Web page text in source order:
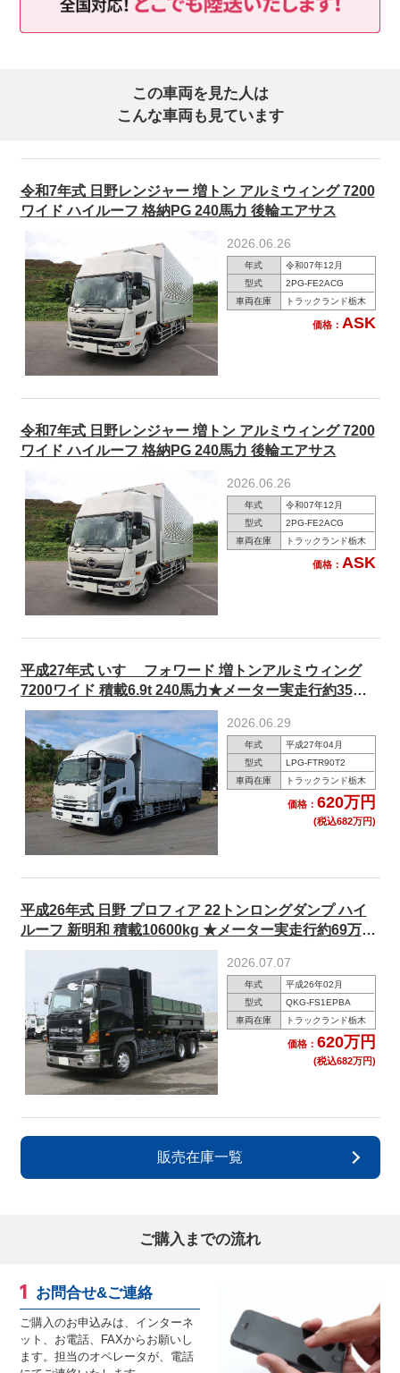
この車両を見た人は
こんな車両も見ています
令和7年式 日野レンジャー 増トン アルミウィング 7200
ワイド ハイルーフ 格納PG 240馬力 後輪エアサス
2026.06.26
年式
令和07年12月
型式
2PG-FE2ACG
車両在庫
トラックランド栃木
価格： ASK
令和7年式 日野レンジャー 増トン アルミウィング 7200
ワイド ハイルーフ 格納PG 240馬力 後輪エアサス
2026.06.26
年式
令和07年12月
型式
2PG-FE2ACG
車両在庫
トラックランド栃木
価格： ASK
平成27年式 いすゞ フォワード 増トンアルミウィング
7200ワイド 積載6.9t 240馬力★メーター実走行約35万
km/R9年5月迄車検付★
2026.06.29
年式
平成27年04月
型式
LPG-FTR90T2
車両在庫
トラックランド栃木
価格： 620万円
(税込682万円)
平成26年式 日野 プロフィア 22トンロングダンプ ハイ
ルーフ 新明和 積載10600kg ★メーター実走行約69万
㎞/R9年3月迄車検付！★
2026.07.07
年式
平成26年02月
型式
QKG-FS1EPBA
車両在庫
トラックランド栃木
価格： 620万円
(税込682万円)
販売在庫一覧
ご購入までの流れ
お問合せ&ご連絡
ご購入のお申込みは、インターネ
ット、お電話、FAXからお願いし
ます。担当のオペレータが、電話